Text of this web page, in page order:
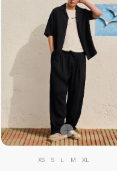
XS S L M XL